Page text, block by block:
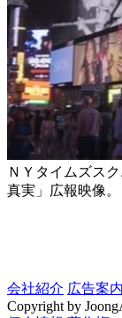
ＮＹタイムズス
真実」広報映像
会社紹介 広告案
Copyright by